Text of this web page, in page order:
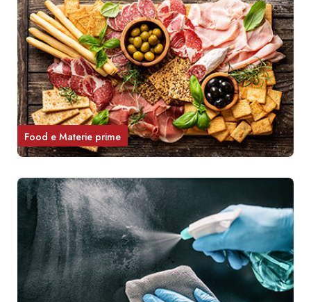
Food e Materie prime